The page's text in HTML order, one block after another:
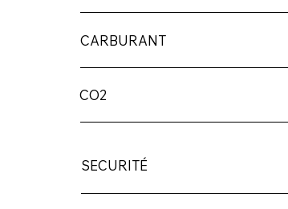
CARBURANT
CO2
SECURITÉ